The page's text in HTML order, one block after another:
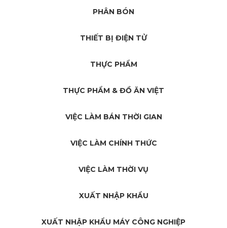
PHÂN BÓN
THIẾT BỊ ĐIỆN TỬ
THỰC PHẨM
THỰC PHẨM & ĐỒ ĂN VIỆT
VIỆC LÀM BÁN THỜI GIAN
VIỆC LÀM CHÍNH THỨC
VIỆC LÀM THỜI VỤ
XUẤT NHẬP KHẨU
XUẤT NHẬP KHẨU MÁY CÔNG NGHIỆP